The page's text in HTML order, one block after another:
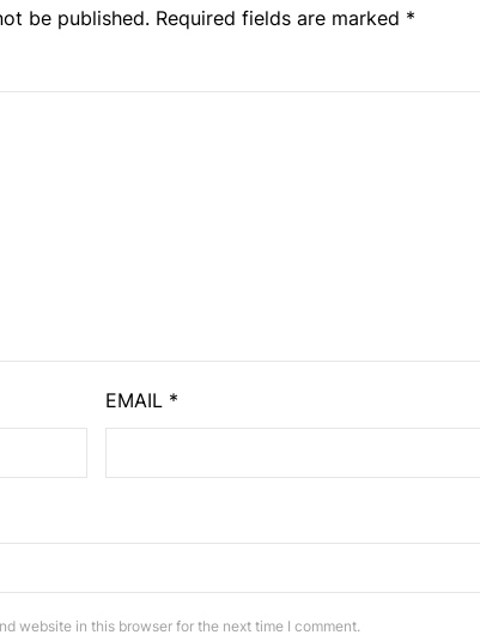
be published. Required fields are marked *
EMAIL *
website in this browser for the next time I comment.